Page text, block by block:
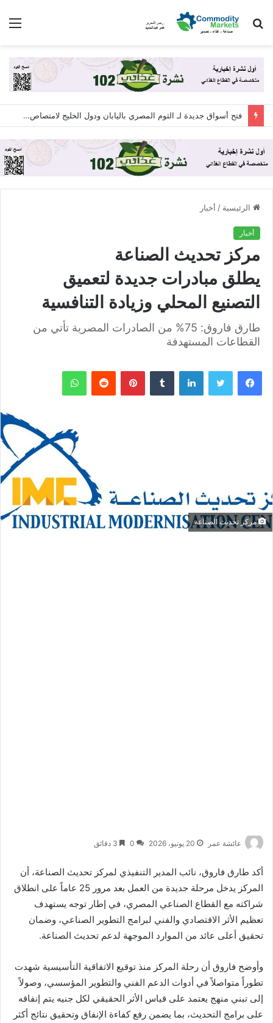
بحث
فتح أسواق جديدة لـ الثوم المصري باليابان ودول الخليج لامتصاص فائض الإنتاج .. تفاصيل
الرئيسية / أخبار
أخبار
مركز تحديث الصناعة
يطلق مبادرات جديدة لتعميق
التصنيع المحلي وزيادة التنافسية
طارق فاروق: 75% من الصادرات المصرية تأتي من
القطاعات المستهدفة
فيسبوك تويتر لينكدإن بينتيريست واتساب
مركز تحديث الصناعة
عائشة عمر 20 يونيو، 2026 0
أكد طارق فاروق، نائب المدير التنفيذي لمركز تحديث الصناعة، أن
المركز يدخل مرحلة جديدة من العمل بعد مرور 25 عاماً على انطلاق
شراكته مع القطاع الصناعي المصري، في إطار توجه يستهدف
تعظيم الأثر الاقتصادي والفني لبرامج التطوير الصناعي، وضمان
تحقيق أعلى عائد من الموارد الموجهة لدعم تحديث الصناعة.
وأوضح فاروق أن رحلة المركز منذ توقيع الاتفاقية التأسيسية شهدت
تطوراً متواصلاً في أدوات الدعم الفني والتطوير المؤسسي، وصولاً
إلى تبني منهج يعتمد على قياس الأثر الحقيقي لكل جنيه يتم إنفاقه
على برامج التحديث، بما يضمن رفع كفاءة الإنفاق وتحقيق نتائج أكثر